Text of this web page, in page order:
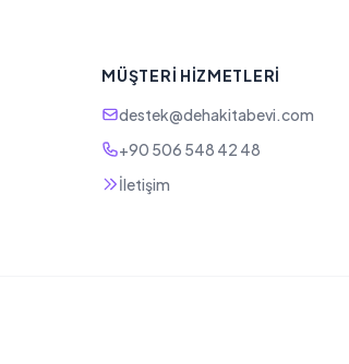
MÜŞTERI HIZMETLERI
destek@dehakitabevi.com
+90 506 548 42 48
İletişim